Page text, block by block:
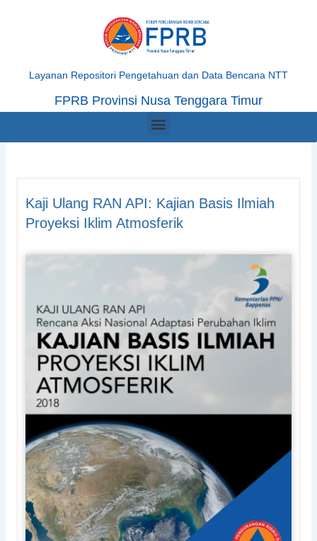
Layanan Repositori Pengetahuan dan Data Bencana NTT
FPRB Provinsi Nusa Tenggara Timur
Menu
Kaji Ulang RAN API: Kajian Basis Ilmiah
Proyeksi Iklim Atmosferik